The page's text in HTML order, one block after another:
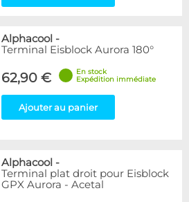
Alphacool -
Terminal Eisblock Aurora 180°
62,90 €
En stock
Expédition immédiate
Ajouter au panier
Alphacool -
Terminal plat droit pour Eisblock
GPX Aurora - Acetal